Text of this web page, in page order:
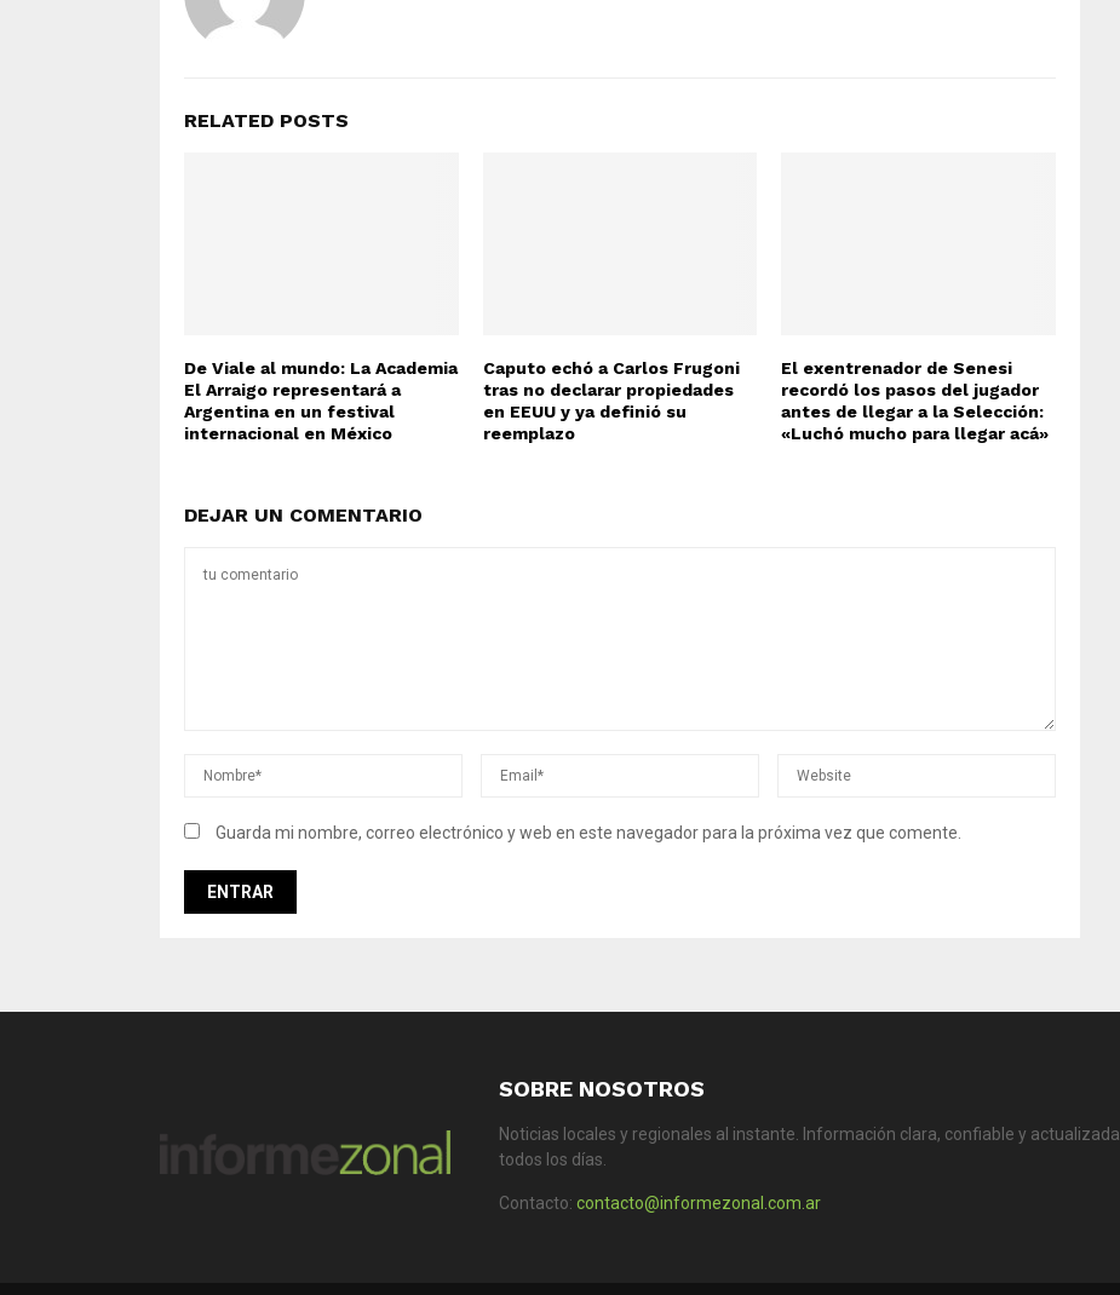
RELATED POSTS
De Viale al mundo: La Academia
El Arraigo representará a
Argentina en un festival
internacional en México
Caputo echó a Carlos Frugoni
tras no declarar propiedades
en EEUU y ya definió su
reemplazo
El exentrenador de Senesi
recordó los pasos del jugador
antes de llegar a la Selección:
«Luchó mucho para llegar acá»
DEJAR UN COMENTARIO
Guarda mi nombre, correo electrónico y web en este navegador para la próxima vez que comente.
SOBRE NOSOTROS
Noticias locales y regionales al instante. Información clara, confiable y actualizada
todos los días.
Contacto: contacto@informezonal.com.ar